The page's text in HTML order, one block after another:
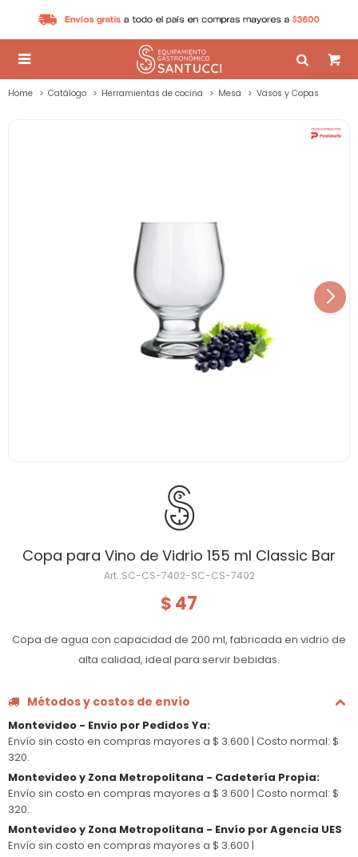

Home Catálogo Herramientas de cocina Mesa Vasos y Copas
Copa para Vino de Vidrio 155 ml Classic Bar
SC-CS-7402-SC-CS-7402
$ 47
Copa de agua con capacidad de 200 ml, fabricada en vidrio de
alta calidad, ideal para servir bebidas.
Métodos y costos de envío
Montevideo - Envio por Pedidos Ya:
Envío sin costo en compras mayores a $ 3.600 | Costo normal: $
320.
Montevideo y Zona Metropolitana - Cadetería Propia:
Envío sin costo en compras mayores a $ 3.600 | Costo normal: $
320.
Montevideo y Zona Metropolitana - Envío por Agencia UES
Envío sin costo en compras mayores a $ 3.600 |